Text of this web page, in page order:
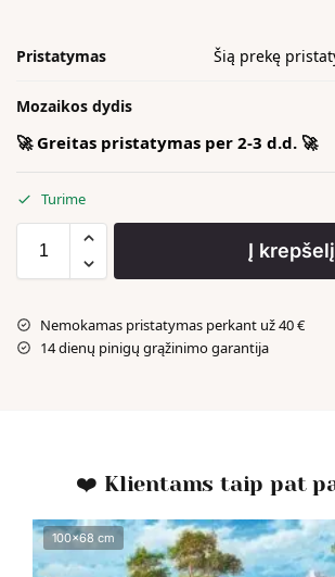
Pristatymas Šią prekę
Mozaikos dydis
🚀 Greitas pristatymas per 2-3 d.d. 🚀
Turime
Į krepšelį
Nemokamas pristatymas perkant už 40 €
14 dienų pinigų grąžinimo garantija
❤️ Klientams taip pat
100x68 cm